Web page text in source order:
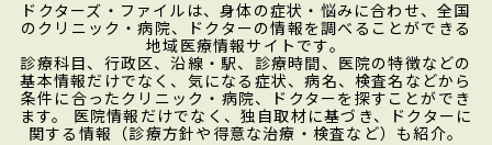
ドクターズ・ファイルは、身体の症状・悩みに合わせ、全国
のクリニック・病院、ドクターの情報を調べることができる
地域医療情報サイトです。
診療科目、行政区、沿線・駅、診療時間、医院の特徴などの
基本情報だけでなく、気になる症状、病名、検査名などから
条件に合ったクリニック・病院、ドクターを探すことができ
ます。 医院情報だけでなく、独自取材に基づき、ドクターに
関する情報（診療方針や得意な治療・検査など）も紹介。